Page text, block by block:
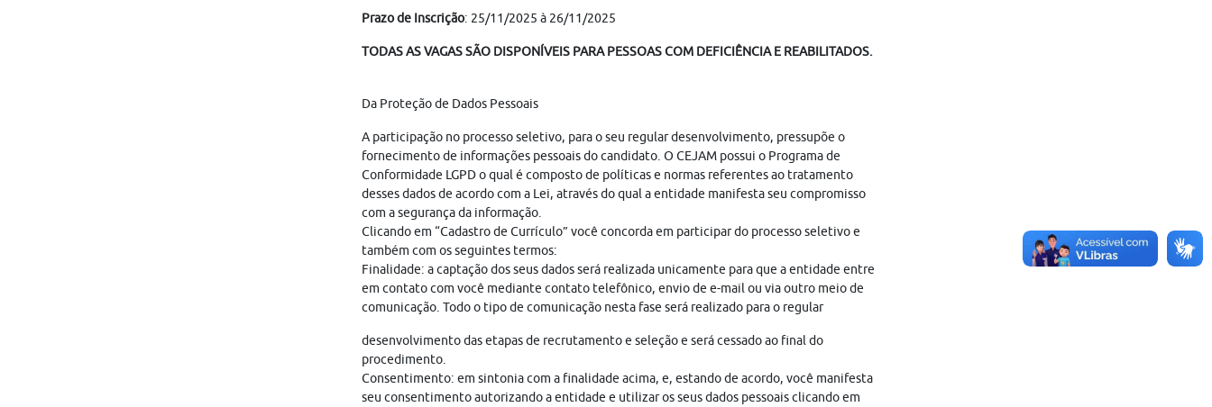
Prazo de Inscrição: 25/11/2025 à 26/11/2025
TODAS AS VAGAS SÃO DISPONÍVEIS PARA PESSOAS COM DEFICIÊNCIA E REABILITADOS.
Da Proteção de Dados Pessoais
A participação no processo seletivo, para o seu regular desenvolvimento, pressupõe o
fornecimento de informações pessoais do candidato. O CEJAM possui o Programa de
Conformidade LGPD o qual é composto de políticas e normas referentes ao tratamento
desses dados de acordo com a Lei, através do qual a entidade manifesta seu compromisso
com a segurança da informação.
Clicando em “Cadastro de Currículo” você concorda em participar do processo seletivo e
também com os seguintes termos:
Finalidade: a captação dos seus dados será realizada unicamente para que a entidade entre
em contato com você mediante contato telefônico, envio de e-mail ou via outro meio de
comunicação. Todo o tipo de comunicação nesta fase será realizado para o regular
desenvolvimento das etapas de recrutamento e seleção e será cessado ao final do
procedimento.
Consentimento: em sintonia com a finalidade acima, e, estando de acordo, você manifesta
seu consentimento autorizando a entidade e utilizar os seus dados pessoais clicando em